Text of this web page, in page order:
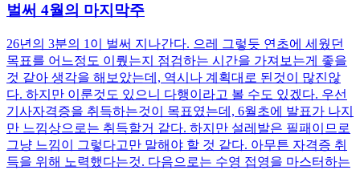
벌써 4월의 마지막주
26년의 3분의 1이 벌써 지나간다. 으레 그렇듯 연초에 세웠던
목표를 어느정도 이뤘는지 점검하는 시간을 가져보는게 좋을
것 같아 생각을 해보았는데, 역시나 계획대로 된것이 많진않
다. 하지만 이룬것도 있으니 다행이라고 볼 수도 있겠다. 우선
기사자격증을 취득하는것이 목표였는데, 6월초에 발표가 나지
만 느낌상으로는 취득할거 같다. 하지만 설레발은 필패이므로
그냥 느낌이 그렇다고만 말해야 할 것 같다. 아무튼 자격증 취
득을 위해 노력했다는것. 다음으로는 수영 접영을 마스터하는